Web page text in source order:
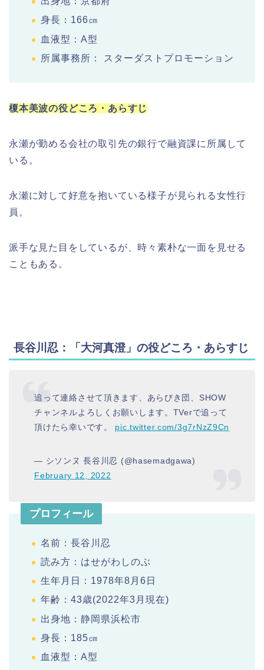
身長：166㎝
血液型：A型
所属事務所： スターダストプロモーション
榎本美波の役どころ・あらすじ
永瀬が勤める会社の取引先の銀行で融資課に所属して
いる。
永瀬に対して好意を抱いている様子が見られる女性行
員。
派手な見た目をしているが、時々素朴な一面を見せる
こともある。
長谷川忍：「大河真澄」の役どころ・あらすじ
追って連絡させて頂きます、あらびき団、SHOW
チャンネルよろしくお願いします。TVerで追って
頂けたら幸いです。 pic.twitter.com/3g7rNzZ9Cn
— シソンヌ 長谷川忍 (@hasemadgawa)
February 12, 2022
プロフィール
名前：長谷川忍
読み方：はせがわしのぶ
生年月日：1978年8月6日
年齢：43歳(2022年3月現在)
出身地：静岡県浜松市
身長：185㎝
血液型：A型